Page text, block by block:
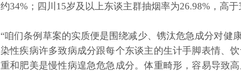
约34%；四川15岁及以上东谈主群抽烟率为26.98%，高于
“咱们条例草案的实质便是围绕减少、镌汰危急成分对健
染性疾病许多致病成分跟每个东谈主的生计手脚表情、
重和肥美是慢性病遑急危急成分。体重畸形，容易导致